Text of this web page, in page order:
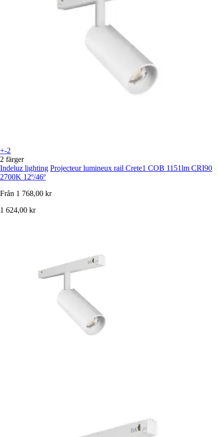
+-2
2 färger
Indeluz lighting Projecteur lumineux rail Crete1 COB 1151lm CRI90
2700K 12º/46º
Från 1 768,00 kr
1 624,00 kr